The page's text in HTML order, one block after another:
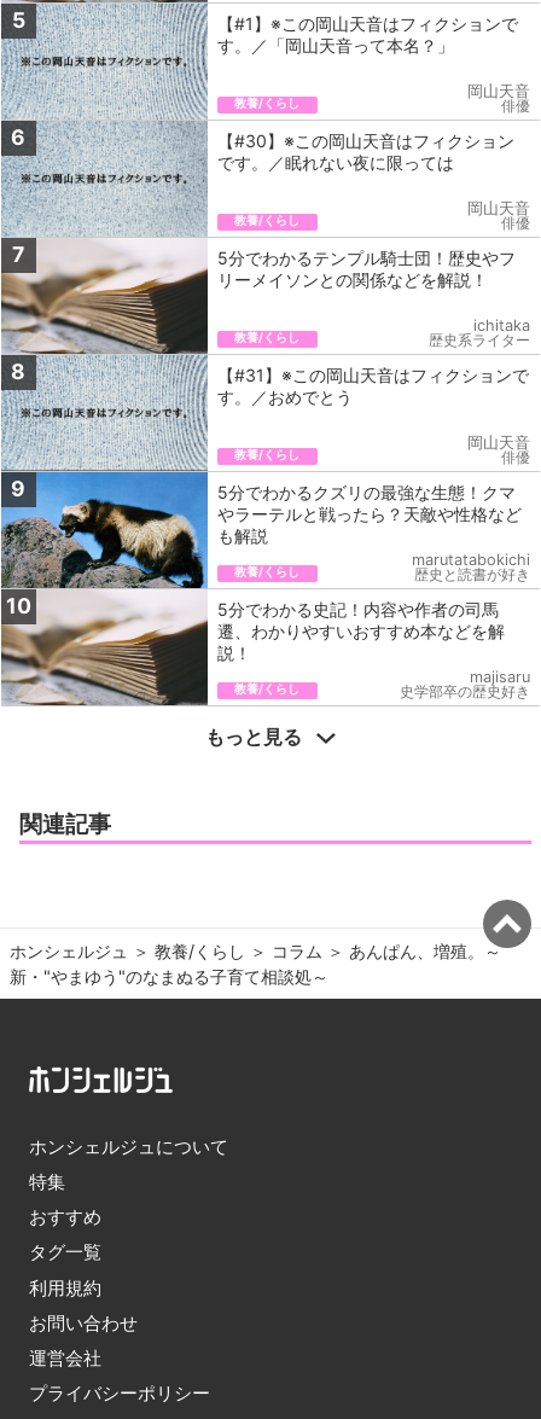
5
【#1】※この岡山天音はフィクションで
す。／「岡山天音って本名？」
教養/くらし
岡山天音
俳優
6
【#30】※この岡山天音はフィクション
です。／眠れない夜に限っては
教養/くらし
岡山天音
俳優
7
5分でわかるテンプル騎士団！歴史やフ
リーメイソンとの関係などを解説！
教養/くらし
ichitaka
歴史系ライター
8
【#31】※この岡山天音はフィクションで
す。／おめでとう
教養/くらし
岡山天音
俳優
9
5分でわかるクズリの最強な生態！クマ
やラーテルと戦ったら？天敵や性格など
も解説
教養/くらし
marutatabokichi
歴史と読書が好き
10
5分でわかる史記！内容や作者の司馬
遷、わかりやすいおすすめ本などを解
説！
教養/くらし
majisaru
史学部卒の歴史好き
もっと見る
関連記事
ホンシェルジュ ＞ 教養/くらし ＞ コラム ＞ あんぱん、増殖。～
新・"やまゆう"のなまぬる子育て相談処～
ホンシェルジュについて
特集
おすすめ
タグ一覧
利用規約
お問い合わせ
運営会社
プライバシーポリシー